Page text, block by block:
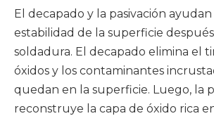
El decapado y la pasivación
estabilidad de la superficie
soldadura. El decapado elimina el
óxidos y los contaminantes
quedan en la superficie. Luego, la
reconstruye la capa de óxido rica